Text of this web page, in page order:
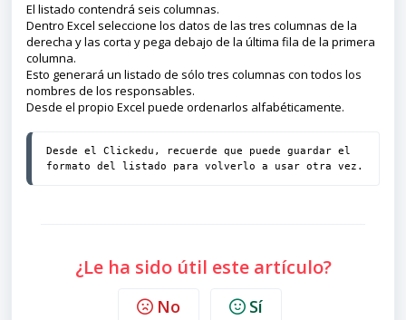
El listado contendrá seis columnas.
Dentro Excel seleccione los datos de las tres columnas de la
derecha y las corta y pega debajo de la última fila de la primera
columna.
Esto generará un listado de sólo tres columnas con todos los
nombres de los responsables.
Desde el propio Excel puede ordenarlos alfabéticamente.
Desde el Clickedu, recuerde que puede guardar el
formato del listado para volverlo a usar otra vez.
¿Le ha sido útil este artículo?
No Sí